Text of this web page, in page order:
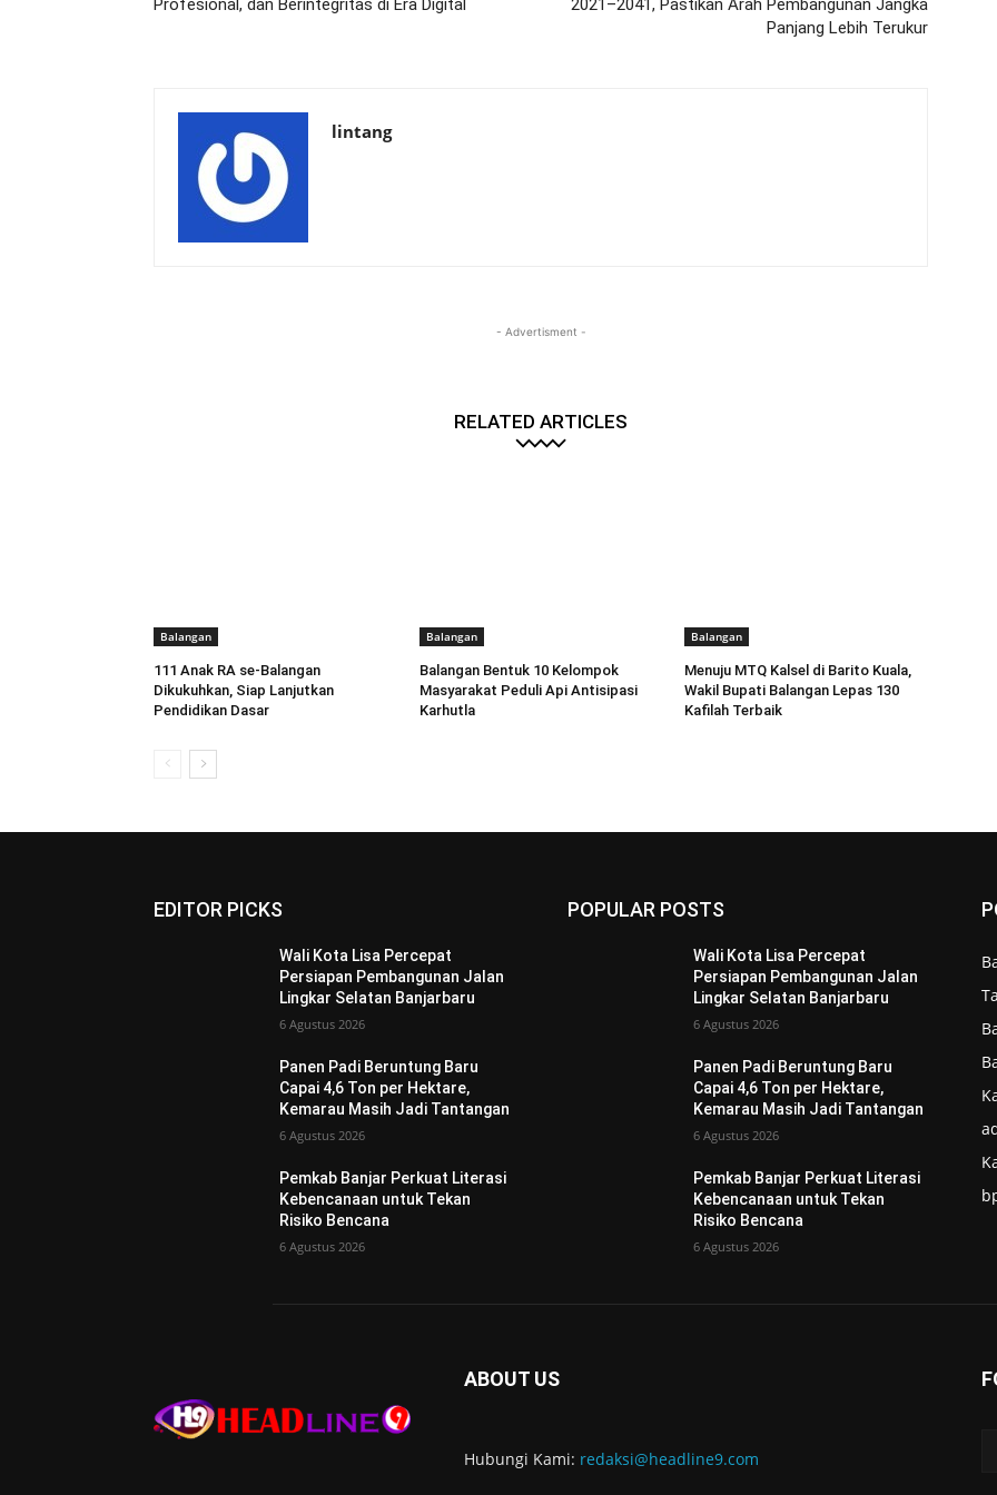
Profesional, dan Berintegritas di Era Digital
2021–2041, Pastikan Arah Pembangunan Jangka
Panjang Lebih Terukur
lintang
- Advertisment -
RELATED ARTICLES
Balangan
111 Anak RA se-Balangan
Dikukuhkan, Siap Lanjutkan
Pendidikan Dasar
Balangan
Balangan Bentuk 10 Kelompok
Masyarakat Peduli Api Antisipasi
Karhutla
Balangan
Menuju MTQ Kalsel di Barito Kuala,
Wakil Bupati Balangan Lepas 130
Kafilah Terbaik
EDITOR PICKS
Wali Kota Lisa Percepat
Persiapan Pembangunan Jalan
Lingkar Selatan Banjarbaru
6 Agustus 2026
Panen Padi Beruntung Baru
Capai 4,6 Ton per Hektare,
Kemarau Masih Jadi Tantangan
6 Agustus 2026
Pemkab Banjar Perkuat Literasi
Kebencanaan untuk Tekan
Risiko Bencana
6 Agustus 2026
POPULAR POSTS
Wali Kota Lisa Percepat
Persiapan Pembangunan Jalan
Lingkar Selatan Banjarbaru
6 Agustus 2026
Panen Padi Beruntung Baru
Capai 4,6 Ton per Hektare,
Kemarau Masih Jadi Tantangan
6 Agustus 2026
Pemkab Banjar Perkuat Literasi
Kebencanaan untuk Tekan
Risiko Bencana
6 Agustus 2026
ABOUT US
Hubungi Kami: redaksi@headline9.com